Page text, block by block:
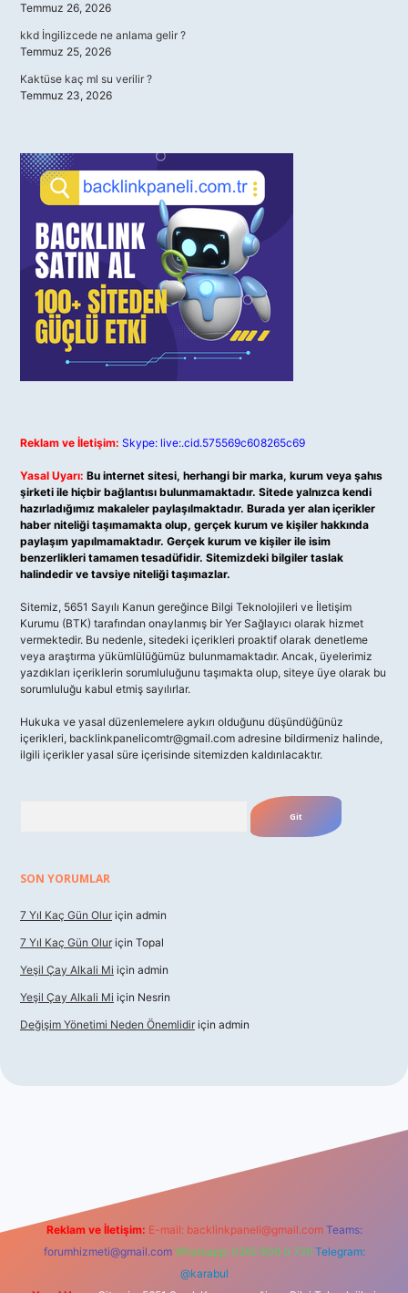
Temmuz 26, 2026
kkd İngilizcede ne anlama gelir ?
Temmuz 25, 2026
Kaktüse kaç ml su verilir ?
Temmuz 23, 2026
Reklam ve İletişim: Skype: live:.cid.575569c608265c69
Yasal Uyarı: Bu internet sitesi, herhangi bir marka, kurum veya şahıs
şirketi ile hiçbir bağlantısı bulunmamaktadır. Sitede yalnızca kendi
hazırladığımız makaleler paylaşılmaktadır. Burada yer alan içerikler
haber niteliği taşımamakta olup, gerçek kurum ve kişiler hakkında
paylaşım yapılmamaktadır. Gerçek kurum ve kişiler ile isim
benzerlikleri tamamen tesadüfidir. Sitemizdeki bilgiler taslak
halindedir ve tavsiye niteliği taşımazlar.
Sitemiz, 5651 Sayılı Kanun gereğince Bilgi Teknolojileri ve İletişim
Kurumu (BTK) tarafından onaylanmış bir Yer Sağlayıcı olarak hizmet
vermektedir. Bu nedenle, sitedeki içerikleri proaktif olarak denetleme
veya araştırma yükümlülüğümüz bulunmamaktadır. Ancak, üyelerimiz
yazdıkları içeriklerin sorumluluğunu taşımakta olup, siteye üye olarak bu
sorumluluğu kabul etmiş sayılırlar.
Hukuka ve yasal düzenlemelere aykırı olduğunu düşündüğünüz
içerikleri, backlinkpanelicomtr@gmail.com adresine bildirmeniz halinde,
ilgili içerikler yasal süre içerisinde sitemizden kaldırılacaktır.
SON YORUMLAR
7 Yıl Kaç Gün Olur için admin
7 Yıl Kaç Gün Olur için Topal
Yeşil Çay Alkali Mi için admin
Yeşil Çay Alkali Mi için Nesrin
Değişim Yönetimi Neden Önemlidir için admin
Reklam ve İletişim: E-mail: backlinkpaneli@gmail.com Teams:
forumhizmeti@gmail.com Whatsapp: 0262 606 0 726 Telegram:
@karabul